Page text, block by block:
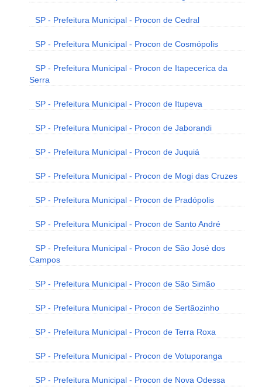
SP - Prefeitura Municipal - Procon de Cedral
SP - Prefeitura Municipal - Procon de Cosmópolis
SP - Prefeitura Municipal - Procon de Itapecerica da
Serra
SP - Prefeitura Municipal - Procon de Itupeva
SP - Prefeitura Municipal - Procon de Jaborandi
SP - Prefeitura Municipal - Procon de Juquiá
SP - Prefeitura Municipal - Procon de Mogi das Cruzes
SP - Prefeitura Municipal - Procon de Pradópolis
SP - Prefeitura Municipal - Procon de Santo André
SP - Prefeitura Municipal - Procon de São José dos
Campos
SP - Prefeitura Municipal - Procon de São Simão
SP - Prefeitura Municipal - Procon de Sertãozinho
SP - Prefeitura Municipal - Procon de Terra Roxa
SP - Prefeitura Municipal - Procon de Votuporanga
SP - Prefeitura Municipal - Procon de Nova Odessa